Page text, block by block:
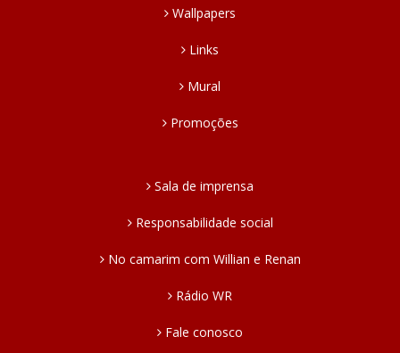
Wallpapers
Links
Mural
Promoções
Sala de imprensa
Responsabilidade social
No camarim com Willian e Renan
Rádio WR
Fale conosco